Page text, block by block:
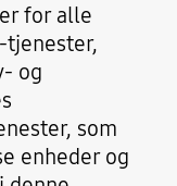
for alle
tjenester,
og
som
enheder og